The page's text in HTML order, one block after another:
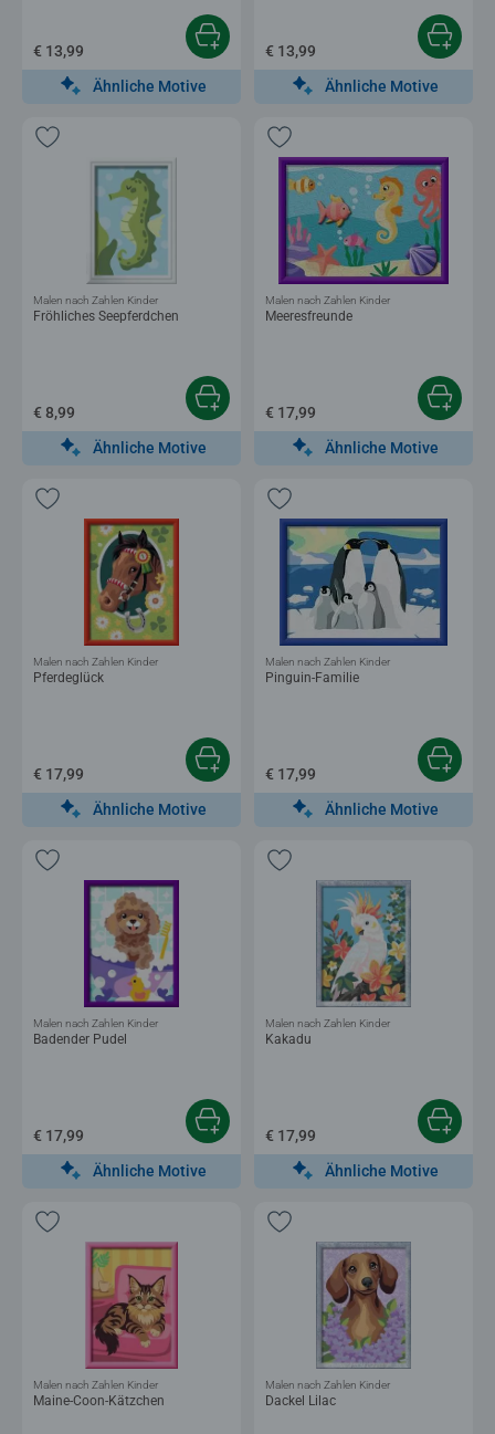
€ 13,99
Ähnliche Motive
€ 13,99
Ähnliche Motive
Fröhliches Seepferdchen
Malen nach Zahlen Kinder
€ 8,99
Ähnliche Motive
Meeresfreunde
Malen nach Zahlen Kinder
€ 17,99
Ähnliche Motive
Pferdeglück
Malen nach Zahlen Kinder
€ 17,99
Ähnliche Motive
Pinguin-Familie
Malen nach Zahlen Kinder
€ 17,99
Ähnliche Motive
Badender Pudel
Malen nach Zahlen Kinder
€ 17,99
Ähnliche Motive
Kakadu
Malen nach Zahlen Kinder
€ 17,99
Ähnliche Motive
Maine-Coon-Kätzchen
Malen nach Zahlen Kinder
Dackel Lilac
Malen nach Zahlen Kinder